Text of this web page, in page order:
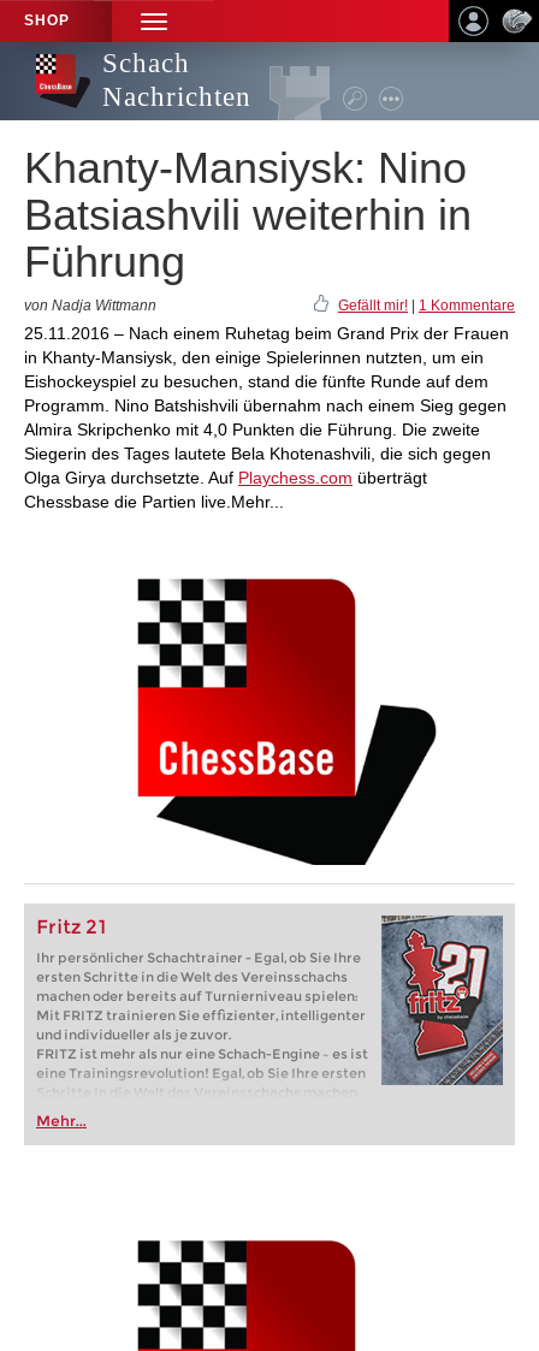
SHOP
TOGGLE
NAVIGATION
Schach
Nachrichten
Khanty-Mansiysk: Nino
Batsiashvili weiterhin in
Führung
von Nadja Wittmann Gefällt mir! 1 Kommentare
25.11.2016 – Nach einem Ruhetag beim Grand Prix der Frauen
in Khanty-Mansiysk, den einige Spielerinnen nutzten, um ein
Eishockeyspiel zu besuchen, stand die fünfte Runde auf dem
Programm. Nino Batshishvili übernahm nach einem Sieg gegen
Almira Skripchenko mit 4,0 Punkten die Führung. Die zweite
Siegerin des Tages lautete Bela Khotenashvili, die sich gegen
Olga Girya durchsetzte. Auf Playchess.com überträgt
Chessbase die Partien live.Mehr...
Fritz 21
Ihr persönlicher Schachtrainer - Egal, ob Sie Ihre
ersten Schritte in die Welt des Vereinsschachs
machen oder bereits auf Turnierniveau spielen:
Mit FRITZ trainieren Sie effizienter, intelligenter
und individueller als je zuvor.
FRITZ ist mehr als nur eine Schach-Engine – es ist
eine Trainingsrevolution! Egal, ob Sie Ihre ersten
Schritte in die Welt des Vereinsschachs machen
oder bereits auf Turnierniveau spielen: Mit
FRITZ trainieren Sie effizienter, intelligenter und
individueller als je zuvor.
Mehr...